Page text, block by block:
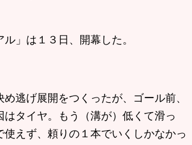
」は１３日、開幕した。
逃げ展開をつくったが、ゴール前、
タイヤ。もう（溝が）低くて滑っ
えず、頼りの１本でいくしかなかっ